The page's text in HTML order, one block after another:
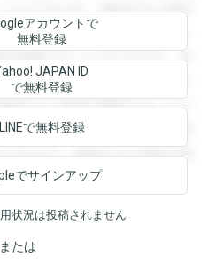
とができます。登録すると回答
登録すると回答を閲覧すること
を閲覧することができます。登
ができます。登録すると回答を
録すると回答を閲覧することが
閲覧することができます。登録
できます。登録すると回答を閲
アカウントで
無料登録
JAPAN ID
で無料登録
LINEで無料登録
でサインアップ
状況は投稿されません
または